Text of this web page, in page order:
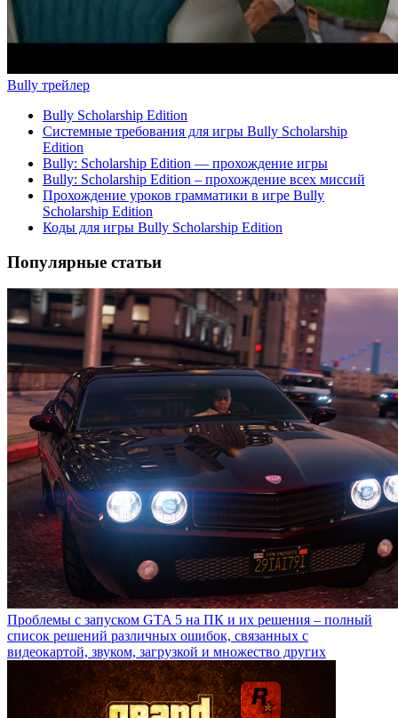
Bully трейлер
Bully Scholarship Edition
Системные требования для игры Bully Scholarship
Edition
Bully: Scholarship Edition — прохождение игры
Bully: Scholarship Edition – прохождение всех миссий
Прохождение уроков грамматики в игре Bully
Scholarship Edition
Коды для игры Bully Scholarship Edition
Популярные статьи
Проблемы с запуском GTA 5 на ПК и их решения – полный
список решений различных ошибок, связанных с
видеокартой, звуком, загрузкой и множество других